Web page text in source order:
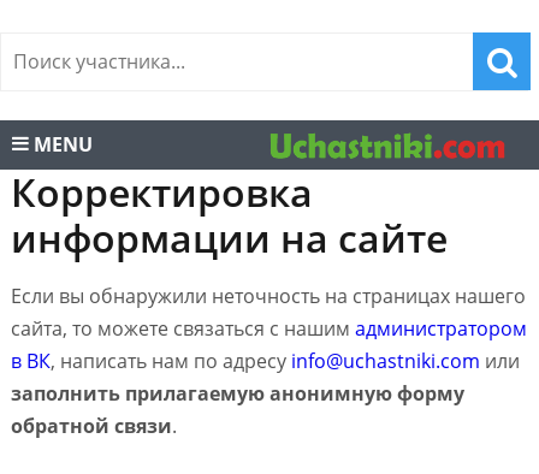
MENU
Корректировка
информации на сайте
Если вы обнаружили неточность на страницах нашего
сайта, то можете связаться с нашим администратором
в ВК, написать нам по адресу info@uchastniki.com или
заполнить прилагаемую анонимную форму
обратной связи.